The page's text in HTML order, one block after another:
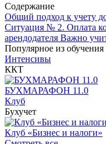
Содержание
Общий подход к учету
Ситуация № 2. Оплата
арендодателя Важно
Популярное из обучения
Интенсивы
ККТ
БУХМАРАФОН 11.0
Клуб
Бухучет
Клуб «Бизнес и налоги»